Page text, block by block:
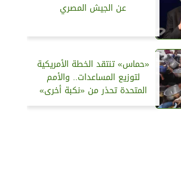
عن الجيش المصري
«حماس» تنتقد الخطة الأمريكية
لتوزيع المساعدات.. والأمم
المتحدة تحذر من «نكبة أخرى»